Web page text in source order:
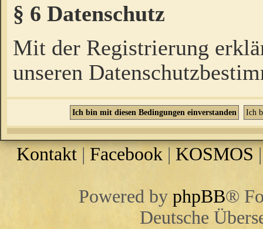
§ 6 Datenschutz
Mit der Registrierung
unseren
Kontakt |Facebook | KOSMOS
Powered by phpBB®
Deutsche